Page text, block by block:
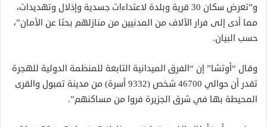
و”تعرض سكان 30 قرية وبلدة لاعتداءات جسدية وإذلال وتهديدات،
مما أدى إلى فرار الآلاف من المدنيين من منازلهم بحثا عن الأمان”،
حسب البيان.
وقال “أوتشا” إن “الفرق الميدانية التابعة للمنظمة الدولية للهجرة
تقدر أن حوالي 46700 شخص (9332 أسرة) من مدينة تمبول والقرى
المحيطة بها في شرق الجزيرة فروا من مساكنهم”.